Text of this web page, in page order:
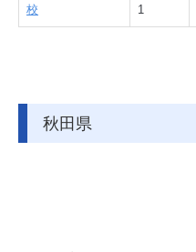
校
1
秋田県